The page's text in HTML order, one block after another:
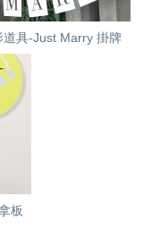
道具-Just Marry 掛牌
板